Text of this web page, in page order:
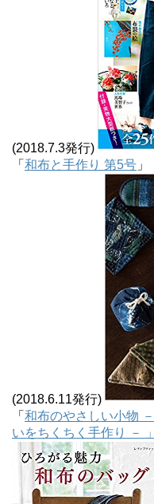
(2018.7.3発行)
「 和布と手作り 第5号 」
(2018.6.11発行)
「 和布のやさしい小物
いをちくちく手作り － 」